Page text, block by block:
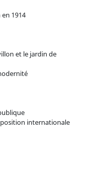
1914
et le jardin de
internationale